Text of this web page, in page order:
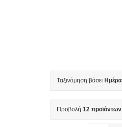
Ταξινόμηση βάσει Ημέρα
Προβολή 12 προϊόντων